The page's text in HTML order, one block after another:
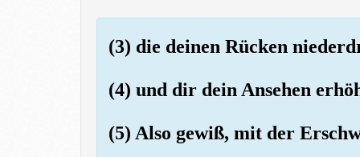
(3) die deinen Rücken
(4) und dir dein Ansehen
(5) Also gewiß, mit der